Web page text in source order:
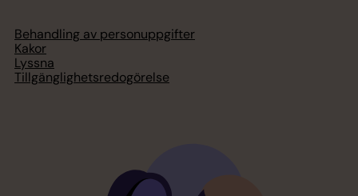
Behandling av personuppgifter
Kakor
Lyssna
Tillgänglighetsredogörelse